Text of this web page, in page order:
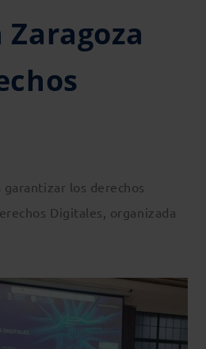
los derechos
Digitales, organizada